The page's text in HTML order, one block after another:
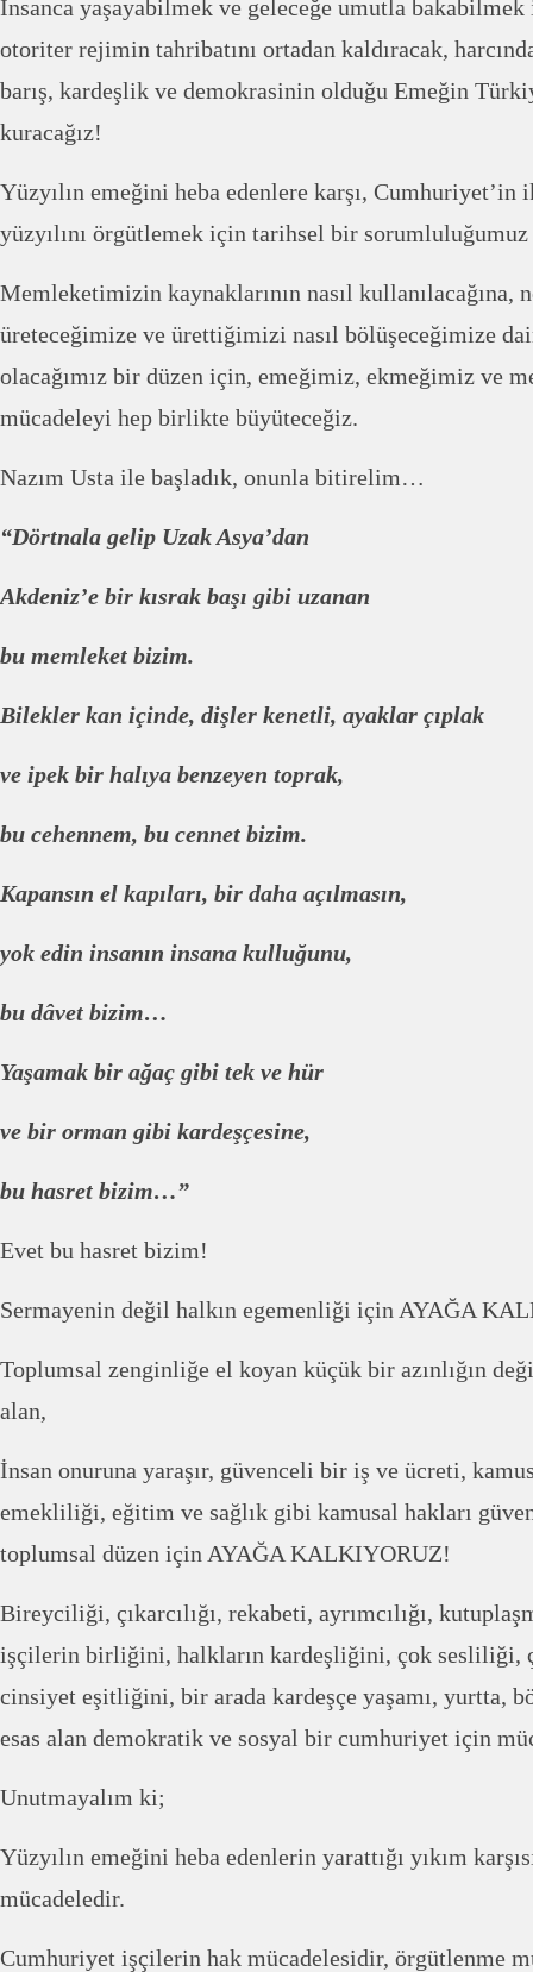
İnsanca yaşayabilmek ve geleceğe umutla
otoriter rejimin tahribatını ortadan kaldıracak,
barış, kardeşlik ve demokrasinin olduğu Emeğin
kuracağız!
Yüzyılın emeğini heba edenlere karşı, Cumhuriyet’in
yüzyılını örgütlemek için tarihsel bir sorumluluğumuz
Memleketimizin kaynaklarının nasıl kullanılacağına,
üreteceğimize ve ürettiğimizi nasıl bölüşeceğimize
olacağımız bir düzen için, emeğimiz, ekmeğimiz ve
mücadeleyi hep birlikte büyüteceğiz.
Nazım Usta ile başladık, onunla bitirelim…
“Dörtnala gelip Uzak Asya’dan
Akdeniz’e bir kısrak başı gibi uzanan
bu memleket bizim.
Bilekler kan içinde, dişler kenetli, ayaklar çıplak
ve ipek bir halıya benzeyen toprak,
bu cehennem, bu cennet bizim.
Kapansın el kapıları, bir daha açılmasın,
yok edin insanın insana kulluğunu,
bu dâvet bizim…
Yaşamak bir ağaç gibi tek ve hür
ve bir orman gibi kardeşçesine,
bu hasret bizim…”
Evet bu hasret bizim!
Sermayenin değil halkın egemenliği için AYAĞA
Toplumsal zenginliğe el koyan küçük bir azınlığın
alan,
İnsan onuruna yaraşır, güvenceli bir iş ve ücreti,
emekliliği, eğitim ve sağlık gibi kamusal hakları
toplumsal düzen için AYAĞA KALKIYORUZ!
Bireyciliği, çıkarcılığı, rekabeti, ayrımcılığı,
işçilerin birliğini, halkların kardeşliğini, çok sesliliği,
cinsiyet eşitliğini, bir arada kardeşçe yaşamı, yurtta,
esas alan demokratik ve sosyal bir cumhuriyet için
Unutmayalım ki;
Yüzyılın emeğini heba edenlerin yarattığı yıkım
mücadeledir.
Cumhuriyet işçilerin hak mücadelesidir, örgütlenme